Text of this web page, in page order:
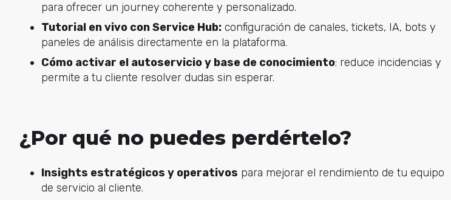
para ofrecer un journey coherente y personalizado.
Tutorial en vivo con Service Hub:configuración de canales, tickets, IA, bots y
paneles de análisis directamente en la plataforma.
Cómo activar el autoservicio y base de conocimiento: reduce incidencias y
permite a tu cliente resolver dudas sin esperar.
¿Por qué no puedes perdértelo?
Insights estratégicos y operativos para mejorar el rendimiento de tu equipo
de servicio al cliente.